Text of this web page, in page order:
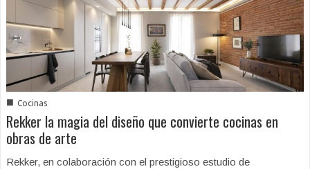
■ Cocinas
Rekker la magia del diseño que convierte cocinas en
obras de arte
Rekker, en colaboración con el prestigioso estudio de